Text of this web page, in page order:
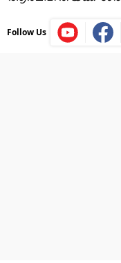
Follow Us